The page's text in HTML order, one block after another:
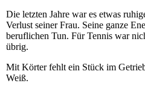
Die letzten Jahre war es etwas
Verlust seiner Frau. Seine ganze
beruflichen Tun. Für Tennis war
übrig.
Mit Körter fehlt ein Stück im
Weiß.